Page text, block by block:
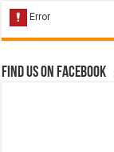
Find us on Facebook